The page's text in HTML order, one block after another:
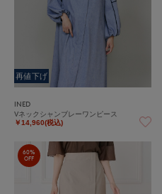
再値下げ
INED
Vネックシャンブレーワンピース
￥14,960(税込)
60%
OFF